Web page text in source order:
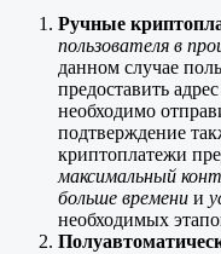
Ручные
пользователя в
данном случае
предоставить
необходимо
подтверждение
криптоплатежи
максимальный
больше времени и
необходимых